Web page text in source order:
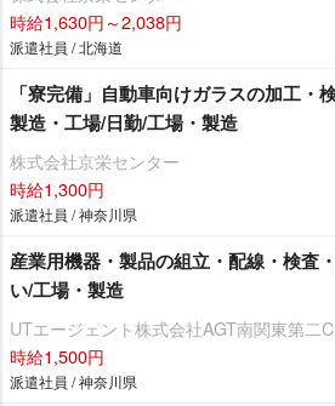
時給1,630円～2,038円
派遣社員 / 北海道
「寮完備」自動車向けガラスの加工・
製造・工場/日勤/工場・製造
株式会社京栄センター
時給1,300円
派遣社員 / 神奈川県
産業用機器・製品の組立・配線・検査
い/工場・製造
UTエージェント株式会社AGT南関東第二
時給1,500円
派遣社員 / 神奈川県